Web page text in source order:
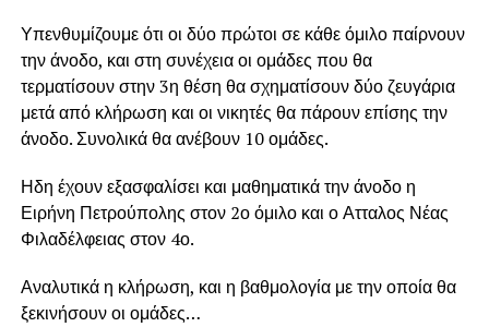
Υπενθυμίζουμε ότι οι δύο πρώτοι σε κάθε όμιλο παίρνουν
την άνοδο, και στη συνέχεια οι ομάδες που θα
τερματίσουν στην 3η θέση θα σχηματίσουν δύο ζευγάρια
μετά από κλήρωση και οι νικητές θα πάρουν επίσης την
άνοδο. Συνολικά θα ανέβουν 10 ομάδες.
Ηδη έχουν εξασφαλίσει και μαθηματικά την άνοδο η
Ειρήνη Πετρούπολης στον 2ο όμιλο και ο Ατταλος Νέας
Φιλαδέλφειας στον 4ο.
Αναλυτικά η κλήρωση, και η βαθμολογία με την οποία θα
ξεκινήσουν οι ομάδες…